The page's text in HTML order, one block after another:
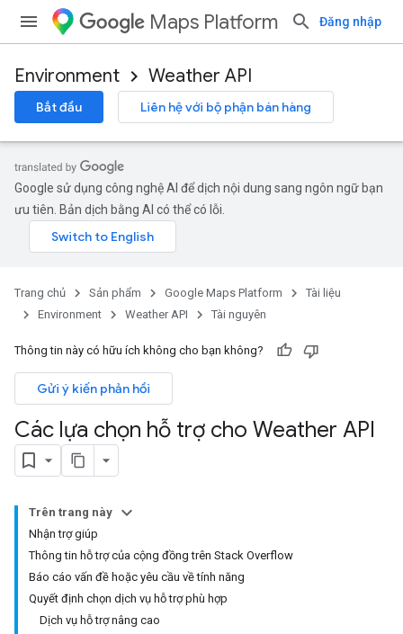
Maps Platform Đăng nhập
Environment Weather API
Bắt đầu Liên hệ với bộ phận bán hàng
Google sử dụng công nghệ AI để dịch nội dung sang ngôn ngữ bạn
ưu tiên. Bản dịch bằng AI có thể có lỗi.
Trang chủ Sản phẩm Google Maps Platform
Tài liệu
Environment
Weather API Tài nguyên
Thông tin này có hữu ích không cho bạn không?
Gửi ý kiến phản hồi
Các lựa chọn hỗ trợ cho Weather API
Trên trang này
Nhận trợ giúp
Thông tin hỗ trợ của cộng đồng trên Stack Overflow
Báo cáo vấn đề hoặc yêu cầu về tính năng
Quyết định chọn dịch vụ hỗ trợ phù hợp
Dịch vụ hỗ trợ nâng cao